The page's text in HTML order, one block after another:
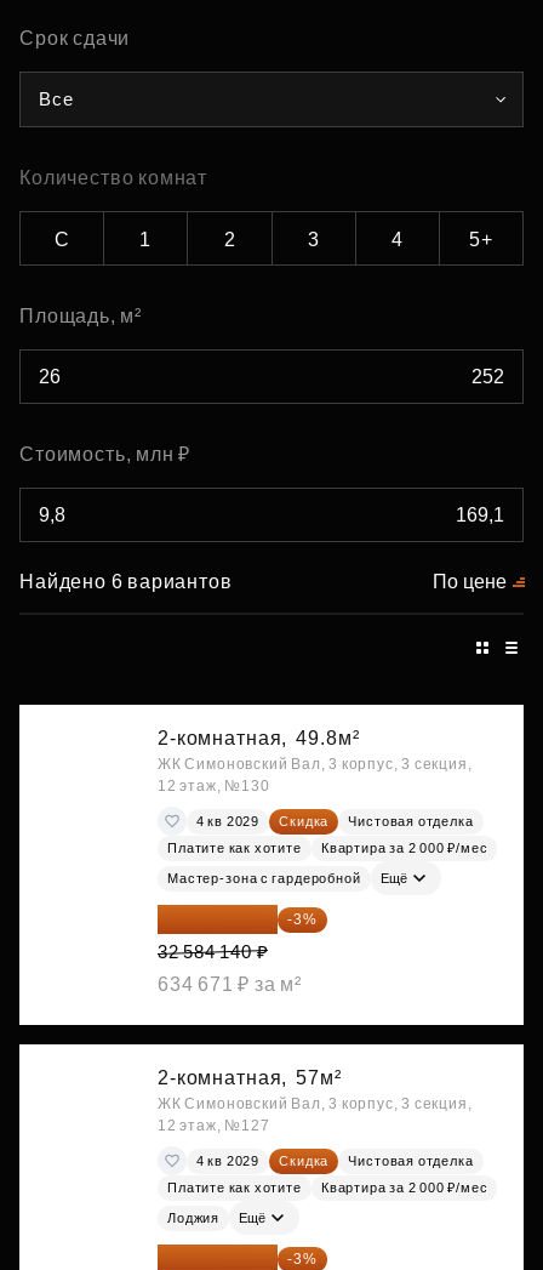
Срок сдачи
Все
Количество комнат
С 1 2 3 4 5+
Площадь, м²
Стоимость, млн ₽
Найдено 6 вариантов По цене
2-комнатная, 49.8м²
ЖК Симоновский Вал, 3 корпус, 3 секция,
12 этаж, №130
4 кв 2029 Скидка
Чистовая отделка
Платите как хотите
Квартира за 2 000 ₽/мес
Мастер-зона с гардеробной Ещё
31 606 616 ₽ -3%
32 584 140 ₽
634 671 ₽ за м²
2-комнатная, 57м²
ЖК Симоновский Вал, 3 корпус, 3 секция,
12 этаж, №127
4 кв 2029 Скидка
Чистовая отделка
Платите как хотите
Квартира за 2 000 ₽/мес
Лоджия Ещё
36 320 001 ₽ -3%